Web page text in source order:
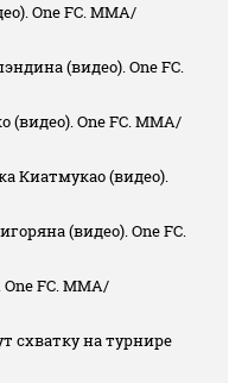
One FC. MMA/
(видео). One FC.
One FC. MMA/
Киатмукао (видео).
(видео). One FC.
FC. MMA/
схватку на турнире